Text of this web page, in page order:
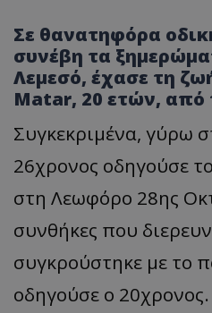
Σε θανατηφόρα
συνέβη τα
Λεμεσό, έχασε τη
Matar, 20 ετών, από
Συγκεκριμένα, γύρω
26χρονος οδηγούσε
στη Λεωφόρο 28ης
συνθήκες που
συγκρούστηκε με το
οδηγούσε ο